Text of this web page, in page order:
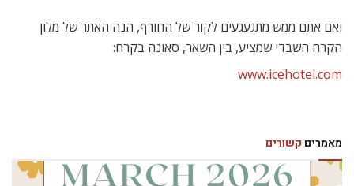
ואם אתם ממש מתגעגעים לקור של החורף, הנה האתר של מלון
הקרח השבדי שמציע, בין השאר, סאונה בקרח:
www.icehotel.com
מאמרים קשורים